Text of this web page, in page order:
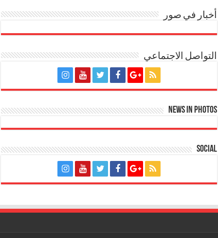
أخبار في صور
التواصل الاجتماعي
News in Photos
Social